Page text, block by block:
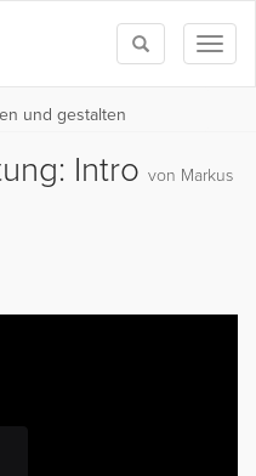
Toggle
search
und gestalten
Intro von Markus